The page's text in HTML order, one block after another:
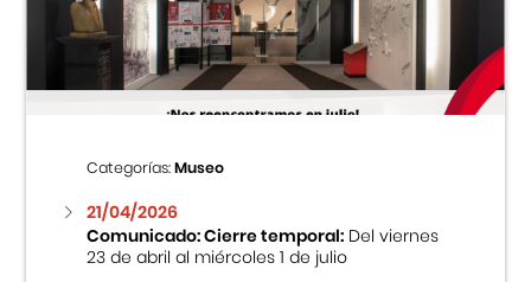
Centro Cultural Peruano Japonés
Museo de la Inmigración Japonesa
Fondo Editorial
Teatro Peruano Japonés
Categorías:Museo
21/04/2026
Comunicado: Cierre temporal:Del viernes
23 de abril al miércoles 1 de julio